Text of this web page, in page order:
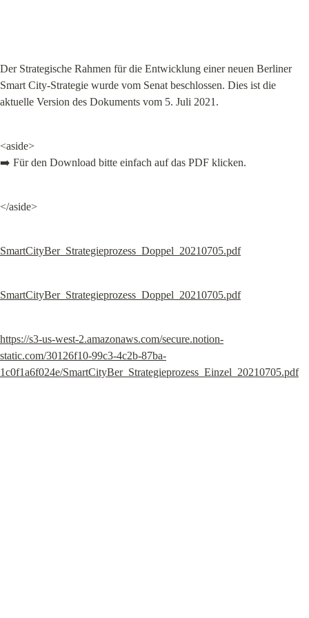
Der Strategische Rahmen für die Entwicklung einer neuen Berliner
Smart City-Strategie wurde vom Senat beschlossen. Dies ist die
aktuelle Version des Dokuments vom 5. Juli 2021.
<aside>
➡️ Für den Download bitte einfach auf das PDF klicken.
</aside>
SmartCityBer_Strategieprozess_Doppel_20210705.pdf
SmartCityBer_Strategieprozess_Doppel_20210705.pdf
https://s3-us-west-2.amazonaws.com/secure.notion-
static.com/30126f10-99c3-4c2b-87ba-
1c0f1a6f024e/SmartCityBer_Strategieprozess_Einzel_20210705.pdf